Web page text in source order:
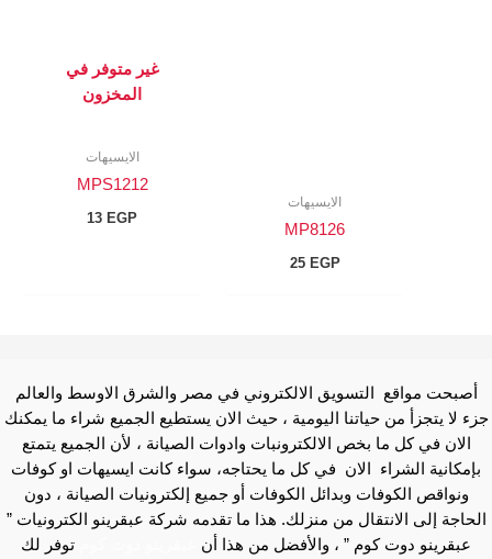
الايسيهات
MP8126
25 EGP
غير متوفر في
المخزون
الايسيهات
MPS1212
13 EGP
أصبحت مواقع التسويق الالكتروني في مصر والشرق الاوسط والعالم
جزء لا يتجزأ من حياتنا اليومية ، حيث الان يستطيع الجميع شراء ما يمكنك
الان في كل ما بخص الالكترونبات وادوات الصيانة ، لأن الجميع يتمتع
بإمكانية الشراء الان في كل ما يحتاجه، سواء كانت ايسيهات او كوفات
ونواقص الكوفات وبدائل الكوفات أو جميع إلكترونيات الصيانة ، دون
الحاجة إلى الانتقال من منزلك. هذا ما تقدمه شركة عبقرينو الكترونيات ”
عبقرينو دوت كوم ” ، والأفضل من هذا أن
توفر لك